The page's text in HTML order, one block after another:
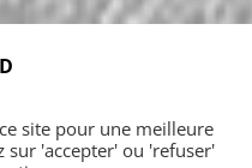
Petites annonces
site pour une meilleure
sur 'accepter' ou 'refuser'